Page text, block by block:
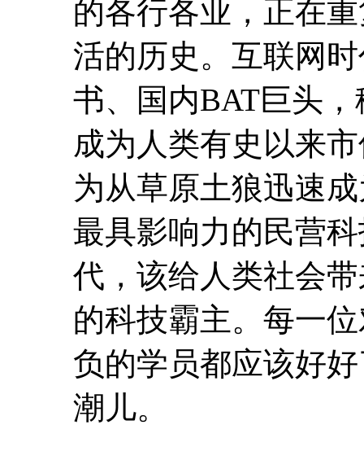
的各行各业，正在
活的历史。互联网
书、国内BAT巨头
成为人类有史以来
为从草原土狼迅速
最具影响力的民营
代，该给人类社会
的科技霸主。每一
负的学员都应该好
潮儿。